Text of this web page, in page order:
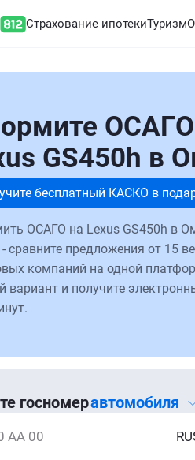
Страхование ипотекиТуризм
GS450h в
бесплатный КАСКО в
ОСАГО на Lexus GS450h в
сравните предложения от 15
компаний на одной
вариант и получите
госномеравтомобиля
АА 00